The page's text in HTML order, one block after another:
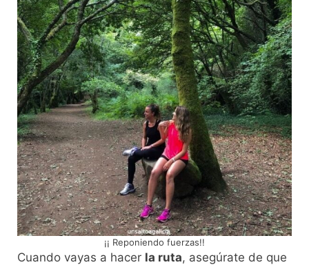
¡¡ Reponiendo fuerzas!!
Cuando vayas a hacer la ruta, asegúrate de que